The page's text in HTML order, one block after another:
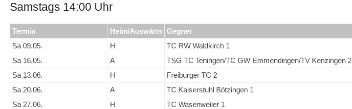
Samstags 14:00 Uhr
Termin Heim/Auswärts Gegner
Sa 09.05.
H
TC RW Waldkirch 1
Sa 16.05.
A
TSG TC Teningen/TC GW Emmendingen/TV Kenzingen 2
Sa 13.06.
H
Freiburger TC 2
Sa 20.06.
A
TC Kaiserstuhl Bötzingen 1
Sa 27.06.
H TC Wasenweiler 1